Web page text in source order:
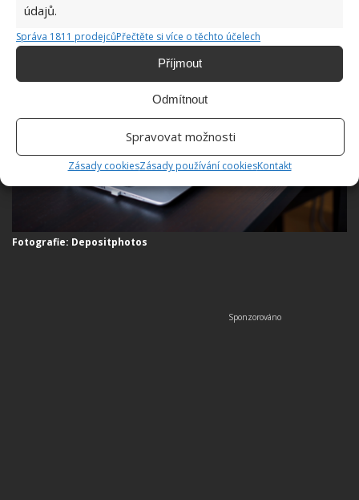
údajů.
Správa 1811 prodejcůPřečtěte si více o těchto účelech
Příjmout
Odmítnout
Spravovat možnosti
Zásady cookiesZásady používání cookiesKontakt
Fotografie: Depositphotos